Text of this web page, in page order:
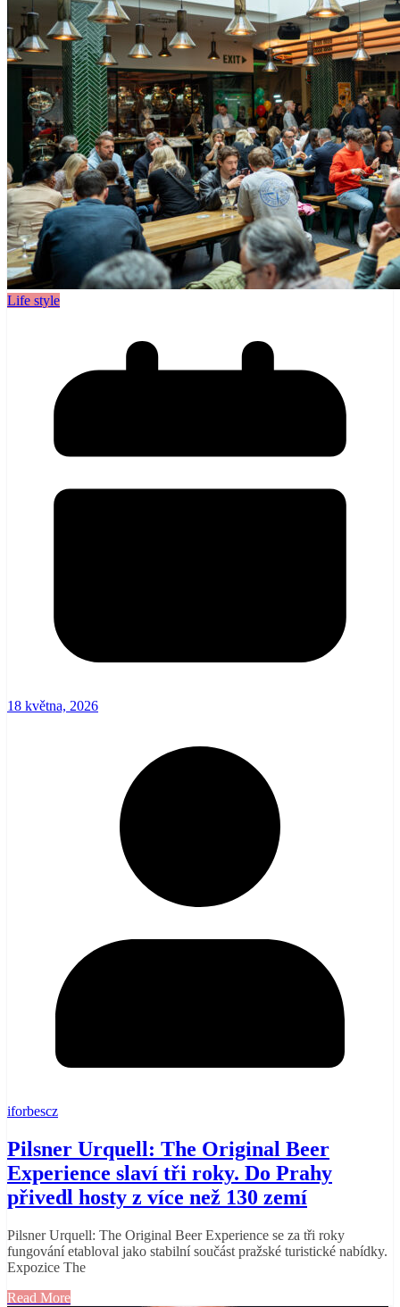
Life style
18 května, 2026
iforbescz
Pilsner Urquell: The Original Beer
Experience slaví tři roky. Do Prahy
přivedl hosty z více než 130 zemí
Pilsner Urquell: The Original Beer Experience se za tři roky
fungování etabloval jako stabilní součást pražské turistické nabídky.
Expozice The
Read More